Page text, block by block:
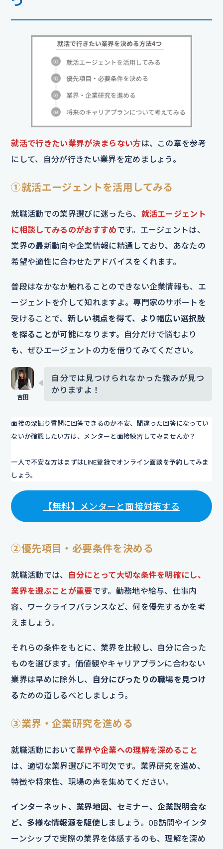
就活で行きたい業界が決まらない方は、この章を参考
にして、自分が行きたい業界を定めましょう。
①就活エージェントを活用してみる
就職活動での業界選びに迷ったら、 就活エージェント
に相談してみるのがおすすめです。エージェントは、
業界の最新動向や企業情報に精通しており、あなたの
希望や適性に合わせたアドバイスをくれます。
普段はなかなか触れることのできない企業情報も、エ
ージェントを介して知れますよ。専門家のサポートを
受けることで、 新しい視点を得て、より幅広い選択肢
を探ることが可能になります。自分だけで悩むより
も、ぜひエージェントの力を借りてみてください。
自分では見つけられなかった強みが見つ
かりますよ！
面接の深掘り質問に回答できるのか不安、間違った回答になってい
ないか確認したい方は、メンターと面接練習してみませんか？
一人で不安な方はまずはLINE登録でオンライン面談を予約してみま
しょう。
【無料】メンターと面接対策する
②優先項目・必要条件を決める
就職活動では、
自分にとって大切な条件を明確にし、
業界を選ぶことが重要です。勤務地や給与、仕事内
容、ワークライフバランスなど、何を優先するかを考
えましょう。
それらの条件をもとに、業界を比較し、自分に合った
ものを選びます。価値観やキャリアプランに合わない
業界は早めに除外し、
自分にぴったりの職場を見つけ
る ための道しるべとしましょう。
③業界・企業研究を進める
就職活動において業界や企業への理解を深めること
は、適切な業界選びに不可欠です。業界研究を進め、
特徴や将来性、現場の声を集めてください。
インターネット、業界地図、セミナー、企業説明会な
ど、多様な情報源を駆使しましょう。OB訪問やインタ
ーンシップで実際の業界を体感するのも、理解を深め